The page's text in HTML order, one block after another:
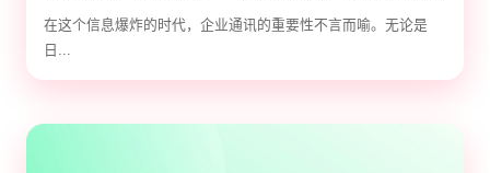
全守护神
在这个信息爆炸的时代，企业通讯的重要性不言而喻。无论是
日...